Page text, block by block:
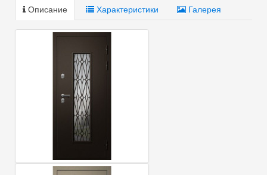
Описание Характеристики Галерея